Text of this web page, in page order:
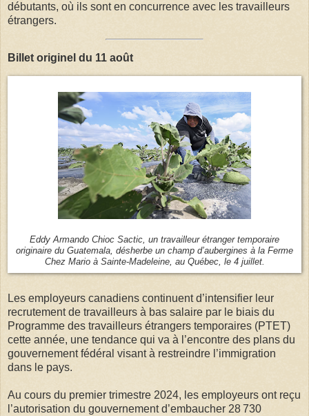
débutants, où ils sont en concurrence avec les travailleurs
étrangers.
Billet originel du 11 août
Eddy Armando Chioc Sactic, un travailleur étranger temporaire
originaire du Guatemala, désherbe un champ d’aubergines à la Ferme
Chez Mario à Sainte-Madeleine, au Québec, le 4 juillet.
Les employeurs canadiens continuent d’intensifier leur
recrutement de travailleurs à bas salaire par le biais du
Programme des travailleurs étrangers temporaires (PTET)
cette année, une tendance qui va à l’encontre des plans du
gouvernement fédéral visant à restreindre l’immigration
dans le pays.
Au cours du premier trimestre 2024, les employeurs ont reçu
l’autorisation du gouvernement d’embaucher 28 730